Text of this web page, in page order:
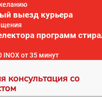
выезд курьера
программ
INOX от 35 минут
консультация со